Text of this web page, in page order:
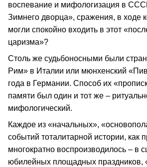
воспевание и мифологизация в
Зимнего дворца», сражения, в ходе
могли спокойно входить в этот
царизма»?
Столь же судьбоносными были
Рим» в Италии или мюнхенский
года в Германии. Способ их
памяти был один и тот же –
мифологический.
Каждое из «начальных»,
событий тоталитарной истории, как
многократно воспроизводилось – в
юбилейных площадных праздников,